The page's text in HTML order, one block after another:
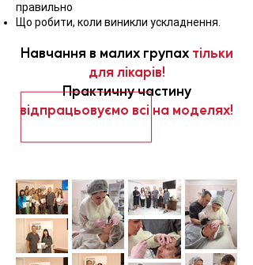
правильно
Що робити, коли виникли ускладнення.
Навчання в малих групах тільки
для лікарів!
Практичну частину
відпрацьовуємо всі на моделях!